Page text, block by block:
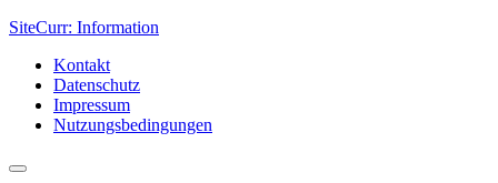
SiteCurr: Information
Kontakt
Datenschutz
Impressum
Nutzungsbedingungen